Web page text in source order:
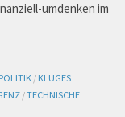
umdenken im
/ KLUGES
/TECHNISCHE